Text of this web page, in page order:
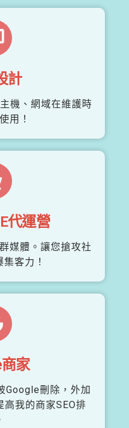
計
機、網域在維護時
用！
代運營
媒體。讓您搶攻社
客力！
家
Google刪除，外加
我的商家SEO排